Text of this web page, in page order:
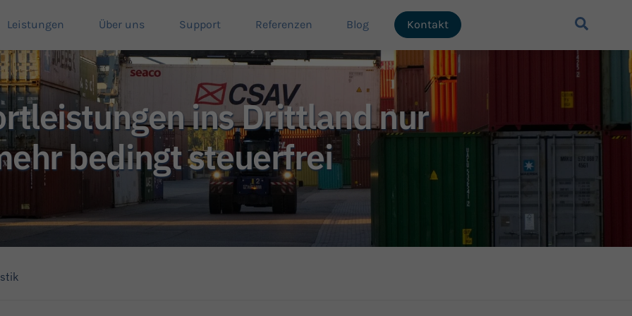
Leistungen Über uns Support Referenzen Blog Kontakt
ins Drittland nur
bedingt steuerfrei